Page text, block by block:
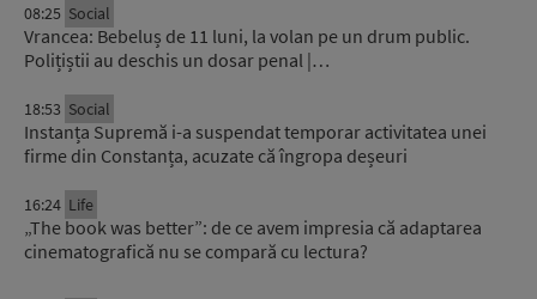
08:25 Social
Vrancea: Bebeluș de 11 luni, la volan pe un drum public.
Polițiștii au deschis un dosar penal |…
18:53 Social
Instanța Supremă i-a suspendat temporar activitatea unei
firme din Constanța, acuzate că îngropa deșeuri
16:24 Life
„The book was better”: de ce avem impresia că adaptarea
cinematografică nu se compară cu lectura?